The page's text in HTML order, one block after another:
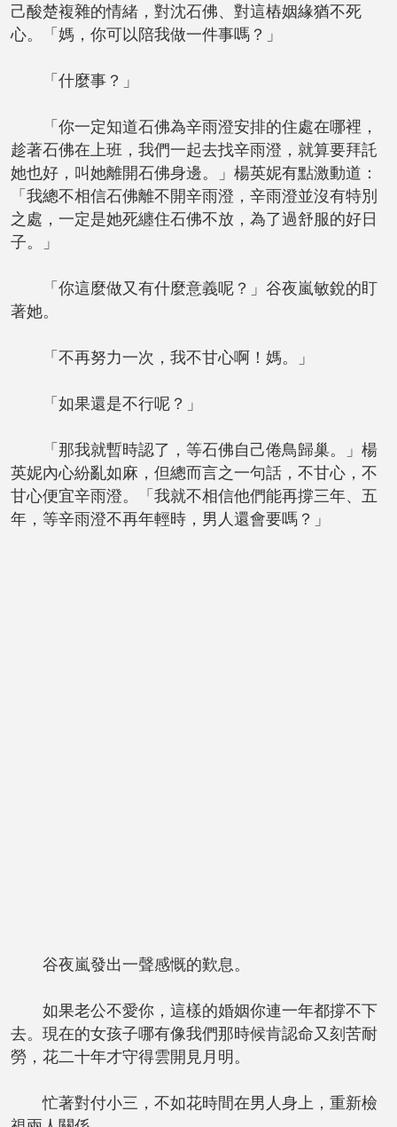
己酸楚複雜的情緒，對沈石佛、對這樁姻緣猶不死
心。「媽，你可以陪我做一件事嗎？」
「什麼事？」
「你一定知道石佛為辛雨澄安排的住處在哪裡，
趁著石佛在上班，我們一起去找辛雨澄，就算要拜託
她也好，叫她離開石佛身邊。」楊英妮有點激動道：
「我總不相信石佛離不開辛雨澄，辛雨澄並沒有特別
之處，一定是她死纏住石佛不放，為了過舒服的好日
子。」
「你這麼做又有什麼意義呢？」谷夜嵐敏銳的盯
著她。
「不再努力一次，我不甘心啊！媽。」
「如果還是不行呢？」
「那我就暫時認了，等石佛自己倦鳥歸巢。」楊
英妮內心紛亂如麻，但總而言之一句話，不甘心，不
甘心便宜辛雨澄。「我就不相信他們能再撐三年、五
年，等辛雨澄不再年輕時，男人還會要嗎？」
谷夜嵐發出一聲感慨的歎息。
如果老公不愛你，這樣的婚姻你連一年都撐不下
去。現在的女孩子哪有像我們那時候肯認命又刻苦耐
勞，花二十年才守得雲開見月明。
忙著對付小三，不如花時間在男人身上，重新檢